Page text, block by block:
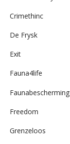
Crimethinc
De Frysk
Exit
Fauna4life
Faunabescherming
Freedom
Grenzeloos